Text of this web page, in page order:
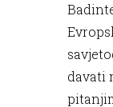
davati